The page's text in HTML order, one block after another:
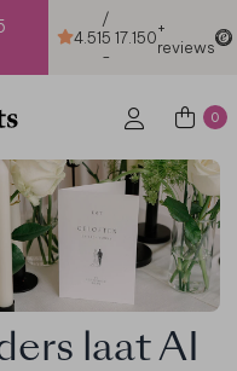
4.51
/
5
-
17.150+
reviews
0
laat AI